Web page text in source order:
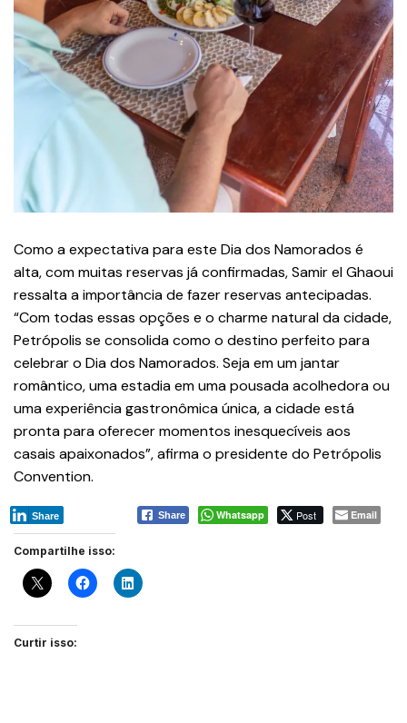
Como a expectativa para este Dia dos Namorados é
alta, com muitas reservas já confirmadas, Samir el Ghaoui
ressalta a importância de fazer reservas antecipadas.
“Com todas essas opções e o charme natural da cidade,
Petrópolis se consolida como o destino perfeito para
celebrar o Dia dos Namorados. Seja em um jantar
romântico, uma estadia em uma pousada acolhedora ou
uma experiência gastronômica única, a cidade está
pronta para oferecer momentos inesquecíveis aos
casais apaixonados”, afirma o presidente do Petrópolis
Convention.
Share Whatsapp Post Email
Share
Compartilhe isso:
Curtir isso: